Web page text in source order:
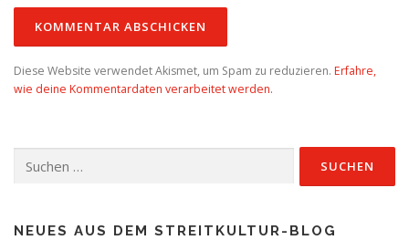
Diese Website verwendet Akismet, um Spam zu reduzieren. Erfahre,
wie deine Kommentardaten verarbeitet werden.
nach:
NEUES AUS DEM STREITKULTUR-BLOG